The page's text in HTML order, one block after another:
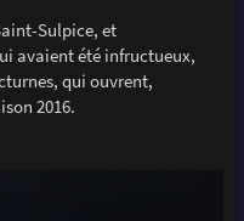
Sulpice, et
avaient été infructueux,
qui ouvrent,
2016.